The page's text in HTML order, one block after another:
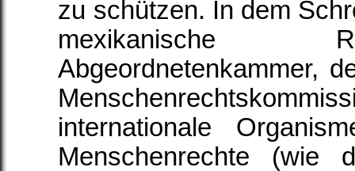
zu schützen. In dem
mexikanische
Abgeordnetenkammer,
internationale
Menschenrechte (wie